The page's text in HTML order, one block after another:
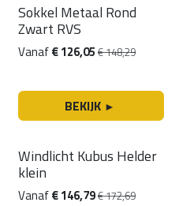
15% korting
Sokkel Metaal Rond
Zwart RVS
Vanaf€126,05 €148,29
BEKIJK ►
15% korting
Windlicht Kubus Helder
klein
Vanaf€146,79€172,69